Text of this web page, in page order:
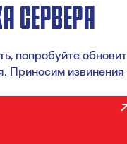
СЕРВЕРА
попробуйте
Приносим извинения